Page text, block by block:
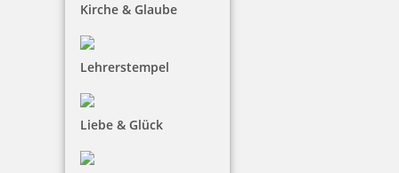
Kirche & Glaube
Lehrerstempel
Liebe & Glück
Jetzt gestalten